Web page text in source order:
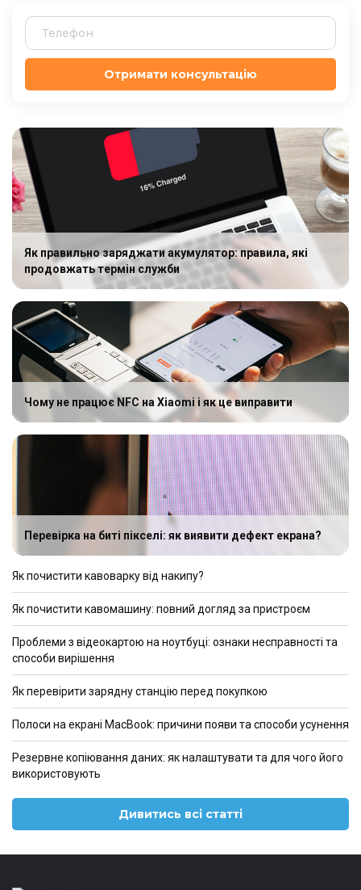
Отримати консультацію
Як правильно заряджати акумулятор: правила, які
продовжать термін служби
Чому не працює NFC на Xiaomi і як це виправити
Перевірка на биті пікселі: як виявити дефект екрана?
Як почистити кавоварку від накипу?
Як почистити кавомашину: повний догляд за пристроєм
Проблеми з відеокартою на ноутбуці: ознаки несправності та
способи вирішення
Як перевірити зарядну станцію перед покупкою
Полоси на екрані MacBook: причини появи та способи усунення
Резервне копіювання даних: як налаштувати та для чого його
використовують
Дивитись всі статті